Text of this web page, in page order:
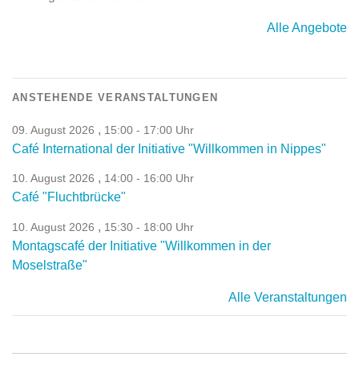
Alle Angebote
ANSTEHENDE VERANSTALTUNGEN
09. August 2026 , 15:00 - 17:00 Uhr
Café International der Initiative "Willkommen in Nippes"
10. August 2026 , 14:00 - 16:00 Uhr
Café "Fluchtbrücke"
10. August 2026 , 15:30 - 18:00 Uhr
Montagscafé der Initiative "Willkommen in der
Moselstraße"
Alle Veranstaltungen